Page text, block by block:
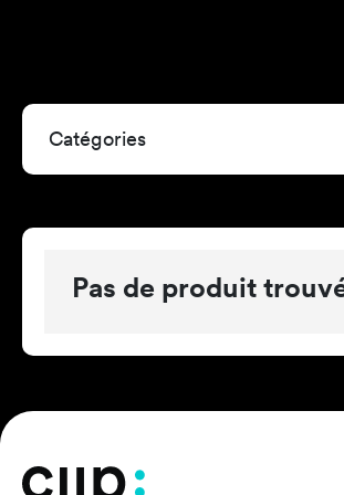
Catégories
Pas de produit